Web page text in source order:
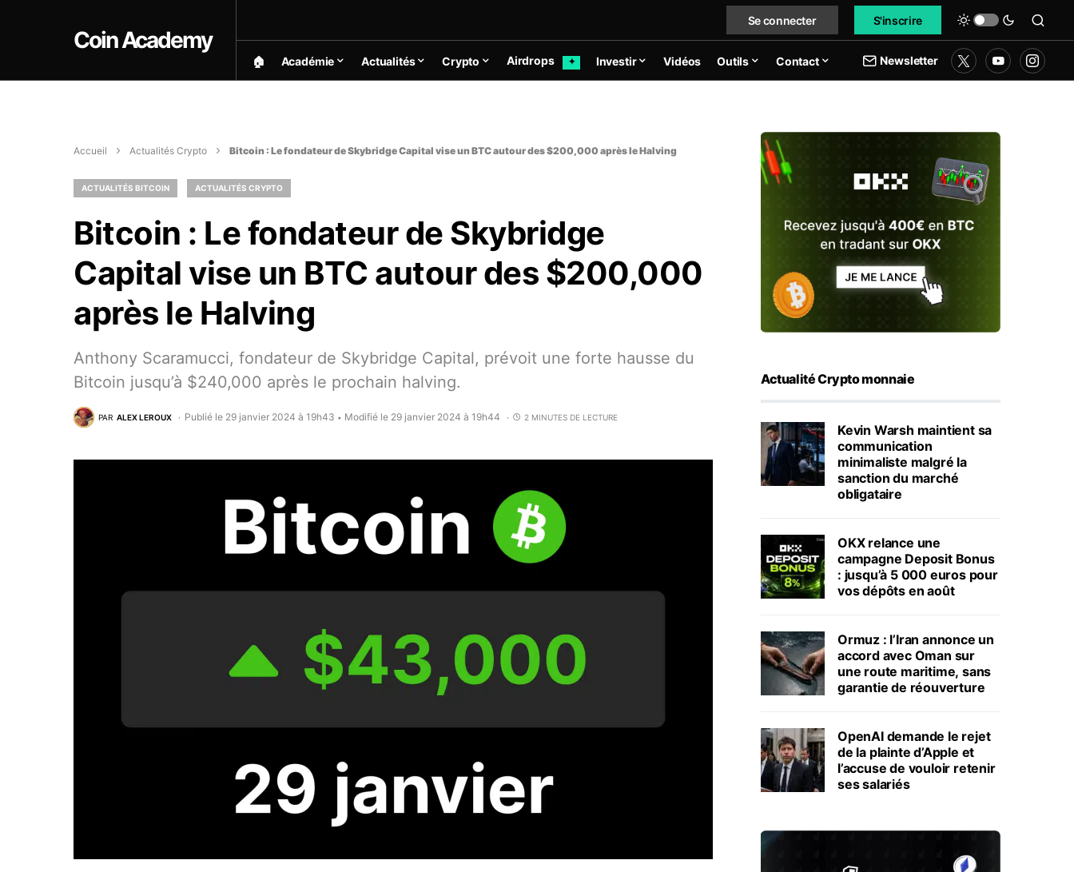
Coin Academy
Se connecter S'inscrire
🏠︎ Académie Actualités Crypto Airdrops ✦ Investir Vidéos Outils Contact Newsletter
Accueil Actualités Crypto Bitcoin : Le fondateur de Skybridge Capital vise un BTC autour des $200,000 après le Halving
ACTUALITÉS BITCOIN ACTUALITÉS CRYPTO
Bitcoin : Le fondateur de Skybridge
Capital vise un BTC autour des $200,000
après le Halving
Anthony Scaramucci, fondateur de Skybridge Capital, prévoit une forte hausse du
Bitcoin jusqu’à $240,000 après le prochain halving.
PAR ALEX LEROUX Publié le 29 janvier 2024 à 19h43 • Modifié le 29 janvier 2024 à 19h44 2 MINUTES DE LECTURE
Actualité Crypto monnaie
Kevin Warsh maintient sa
communication
minimaliste malgré la
sanction du marché
obligataire
OKX relance une
campagne Deposit Bonus
: jusqu’à 5 000 euros pour
vos dépôts en août
Ormuz : l’Iran annonce un
accord avec Oman sur
une route maritime, sans
garantie de réouverture
OpenAI demande le rejet
de la plainte d’Apple et
l’accuse de vouloir retenir
ses salariés